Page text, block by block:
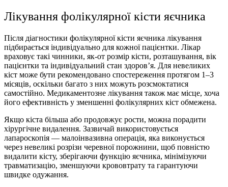
Лiкування фолікулярної кісти яєчника
Після діагностики фолікулярної кісти яєчника лікування
підбирається індивідуально для кожної пацієнтки. Лікар
враховує такі чинники, як-от розмір кісти, розташування, вік
пацієнтки та індивідуальний стан здоров’я. Для невеликих
кіст може бути рекомендовано спостереження протягом 1–3
місяців, оскільки багато з них можуть розсмоктатися
самостійно. Медикаментозне лікування також має місце, хоча
його ефективність у зменшенні фолікулярних кіст обмежена.
Якщо кіста більша або продовжує рости, можна порадити
хірургічне видалення. Зазвичай використовується
лапароскопія — малоінвазивна операція, яка виконується
через невеликі розрізи черевної порожнини, щоб повністю
видалити кісту, зберігаючи функцію яєчника, мінімізуючи
травматизацію, зменшуючи крововтрату та гарантуючи
швидке одужання.